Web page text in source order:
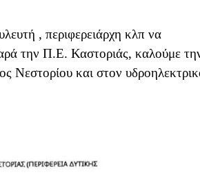
, περιφερειάρχη κλπ να
την Π.Ε. Καστοριάς, καλούμε
Νεστορίου και στον